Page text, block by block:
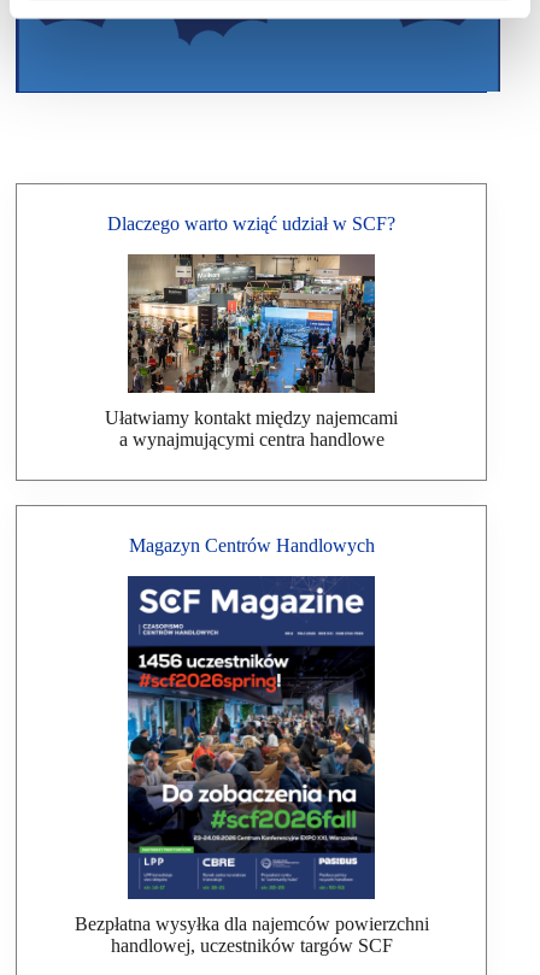
Dlaczego warto wziąć udział w SCF?
Ułatwiamy kontakt między najemcami
a wynajmującymi centra handlowe
Magazyn Centrów Handlowych
Bezpłatna wysyłka dla najemców powierzchni
handlowej, uczestników targów SCF